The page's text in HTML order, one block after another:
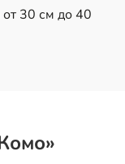
30 см до 40